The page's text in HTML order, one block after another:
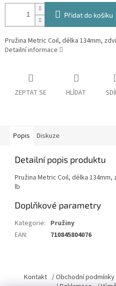
Přidat do košíku
Pružina Metric Coil, délka 134mm,
Detailní informace
ZEPTAT SE HLÍDAT
Popis Diskuze
Detailní popis produktu
Pružina Metric Coil, délka 134mm,
lb
Doplňkové parametry
Kategorie: Pružiny
EAN: 710845804076
Kontakt / Obchodní podmínky